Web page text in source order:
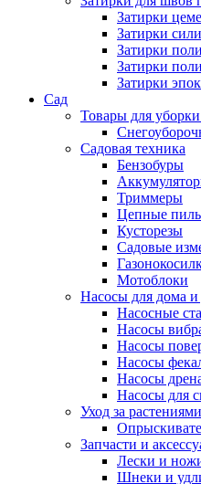
Затирки
Затирки
Затирки
Затирки
Затирки
Сад
Товары для уборки
Садовая техника
Бензобуры
Триммеры
Цепные
Кусторезы
Садовые
Мотоблоки
Насосы для дома и
Насосные
Насосы
Насосы
Насосы
Насосы
Насосы для
Уход за растениями
Запчасти и
Лески и
Шнеки и